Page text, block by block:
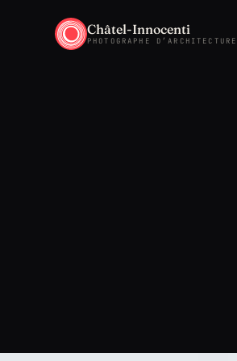
Châtel-Innocenti
PHOTOGRAPHE D’ARCHITECTURE